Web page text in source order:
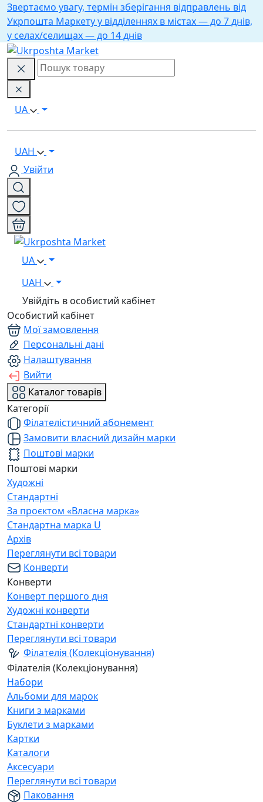
Звертаємо увагу, термін зберігання відправлень від
Укрпошта Маркету у відділеннях в містах — до 7 днів,
у селах/селищах — до 14 днів
UA
UAH
Увійти
UA
UAH
Увійдіть в особистий кабінет
Особистий кабінет
Мої замовлення
Персональні дані
Налаштування
Вийти
Каталог товарів
Категорії
Філателістичний абонемент
Замовити власний дизайн марки
Поштові марки
Поштові марки
Художні
Стандартні
За проєктом «Власна марка»
Стандартна марка U
Архів
Переглянути всі товари
Конверти
Конверти
Конверт першого дня
Художні конверти
Стандартні конверти
Переглянути всі товари
Філателія (Колекціонування)
Філателія (Колекціонування)
Набори
Альбоми для марок
Книги з марками
Буклети з марками
Картки
Каталоги
Аксесуари
Переглянути всі товари
Паковання